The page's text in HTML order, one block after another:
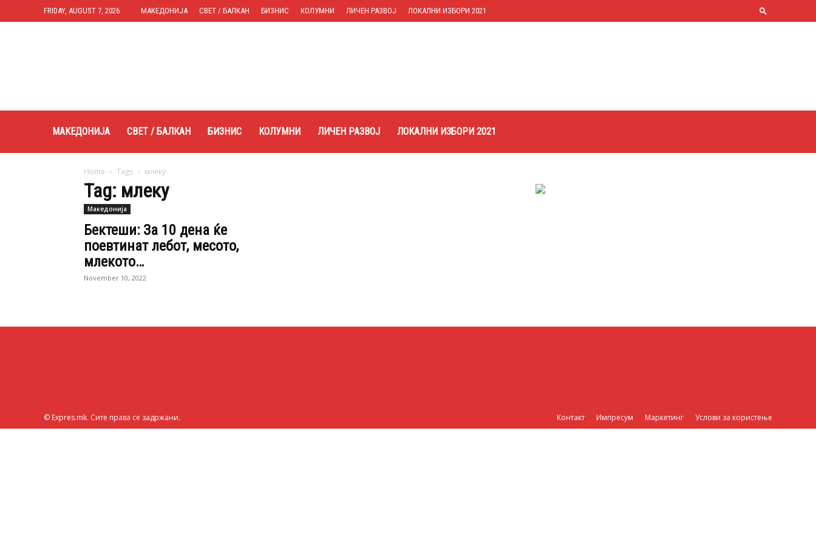
FRIDAY, AUGUST 7, 2026 МАКЕДОНИЈА СВЕТ / БАЛКАН БИЗНИС КОЛУМНИ ЛИЧЕН РАЗВОЈ ЛОКАЛНИ ИЗБОРИ 2021
МАКЕДОНИЈА СВЕТ / БАЛКАН БИЗНИС КОЛУМНИ ЛИЧЕН РАЗВОЈ ЛОКАЛНИ ИЗБОРИ 2021
Home Tags млеку
Tag: млеку
Македонија
Бектеши: За 10 дена ќе
поевтинат лебот, месото,
млекото…
November 10, 2022
Контакт Импресум Маркетинг Услови за користење
© Expres.mk. Сите права се задржани.